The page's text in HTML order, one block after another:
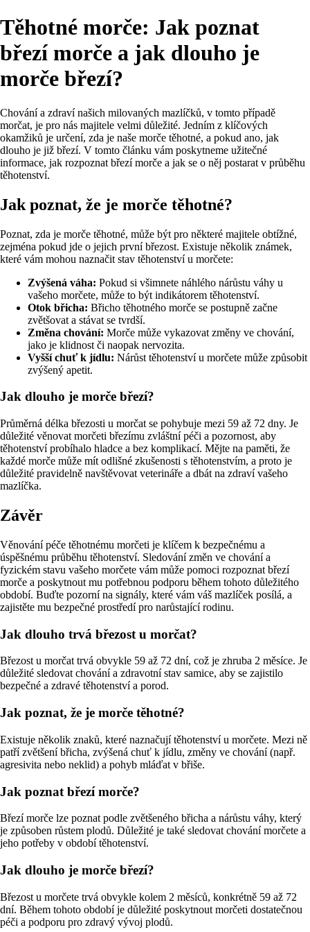
Těhotné morče: Jak poznat
březí morče a jak dlouho je
morče březí?
Chování a zdraví našich milovaných mazlíčků, v tomto případě
morčat, je pro nás majitele velmi důležité. Jedním z klíčových
okamžiků je určení, zda je naše morče těhotné, a pokud ano, jak
dlouho je již březí. V tomto článku vám poskytneme užitečné
informace, jak rozpoznat březí morče a jak se o něj postarat v průběhu
těhotenství.
Jak poznat, že je morče těhotné?
Poznat, zda je morče těhotné, může být pro některé majitele obtížné,
zejména pokud jde o jejich první březost. Existuje několik známek,
které vám mohou naznačit stav těhotenství u morčete:
Zvýšená váha: Pokud si všimnete náhlého nárůstu váhy u
vašeho morčete, může to být indikátorem těhotenství.
Otok břicha: Břicho těhotného morče se postupně začne
zvětšovat a stávat se tvrdší.
Změna chování: Morče může vykazovat změny ve chování,
jako je klidnost či naopak nervozita.
Vyšší chuť k jídlu: Nárůst těhotenství u morčete může způsobit
zvýšený apetit.
Jak dlouho je morče březí?
Průměrná délka březosti u morčat se pohybuje mezi 59 až 72 dny. Je
důležité věnovat morčeti březímu zvláštní péči a pozornost, aby
těhotenství probíhalo hladce a bez komplikací. Mějte na paměti, že
každé morče může mít odlišné zkušenosti s těhotenstvím, a proto je
důležité pravidelně navštěvovat veterináře a dbát na zdraví vašeho
mazlíčka.
Závěr
Věnování péče těhotnému morčeti je klíčem k bezpečnému a
úspěšnému průběhu těhotenství. Sledování změn ve chování a
fyzickém stavu vašeho morčete vám může pomoci rozpoznat březí
morče a poskytnout mu potřebnou podporu během tohoto důležitého
období. Buďte pozorní na signály, které vám váš mazlíček posílá, a
zajistěte mu bezpečné prostředí pro narůstající rodinu.
Jak dlouho trvá březost u morčat?
Březost u morčat trvá obvykle 59 až 72 dní, což je zhruba 2 měsíce. Je
důležité sledovat chování a zdravotní stav samice, aby se zajistilo
bezpečné a zdravé těhotenství a porod.
Jak poznat, že je morče těhotné?
Existuje několik znaků, které naznačují těhotenství u morčete. Mezi ně
patří zvětšení břicha, zvýšená chuť k jídlu, změny ve chování (např.
agresivita nebo neklid) a pohyb mláďat v břiše.
Jak poznat březí morče?
Březí morče lze poznat podle zvětšeného břicha a nárůstu váhy, který
je způsoben růstem plodů. Důležité je také sledovat chování morčete a
jeho potřeby v období těhotenství.
Jak dlouho je morče březí?
Březost u morčete trvá obvykle kolem 2 měsíců, konkrétně 59 až 72
dní. Během tohoto období je důležité poskytnout morčeti dostatečnou
péči a podporu pro zdravý vývoj plodů.